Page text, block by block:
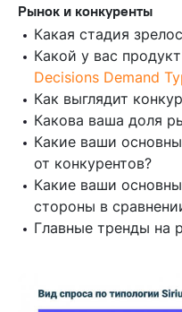
Рынок и конкуренты
Какая стадия
Какой у вас
Decisions Demand
Как выглядит
Какова ваша доля
Какие ваши
от конкурентов?
Какие ваши
стороны в
Главные тренды на